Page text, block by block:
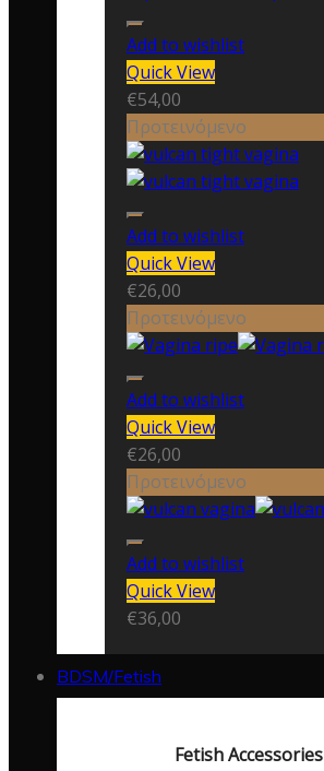
Add to wishlist
Quick View
€54,00
Προτεινόμενο
Add to wishlist
Quick View
€26,00
Προτεινόμενο
Add to wishlist
Quick View
€26,00
Προτεινόμενο
Add to wishlist
Quick View
€36,00
BDSM/Fetish
Fetish Accessories